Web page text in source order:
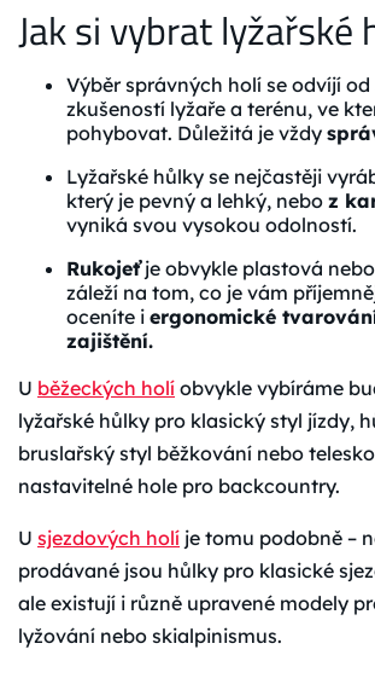
Jak si vybrat lyžařské
Výběr správných holí se odvíjí
zkušeností lyžaře a terénu, ve
pohybovat. Důležitá je vždy
Lyžařské hůlky se nejčastěji
který je pevný a lehký, nebo z
vyniká svou vysokou odolností.
Rukojeťje obvykle plastová
záleží na tom, co je vám
oceníte i ergonomické
zajištění.
U běžeckých holí obvykle vybíráme
lyžařské hůlky pro klasický styl jízdy,
bruslařský styl běžkování nebo
nastavitelné hole pro backcountry.
U sjezdových holí je tomu podobně –
prodávané jsou hůlky pro klasické
ale existují i různě upravené modely
lyžování nebo skialpinismus.